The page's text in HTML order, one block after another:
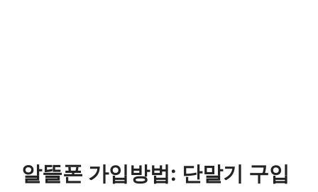
알뜰폰 가입방법: 단말기 구입